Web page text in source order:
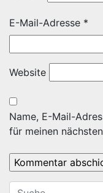
E-Mail-Adresse *
Website
Name, E-Mail-
für meinen